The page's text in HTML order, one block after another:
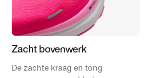
Zacht bovenwerk
De zachte kraag en tong